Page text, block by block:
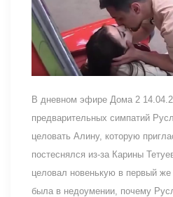
В дневном эфире Дома 2
предварительных симпатий
целовать Алину, которую
постеснялся из-за Карины
целовал новенькую в первый
была в недоумении, почему